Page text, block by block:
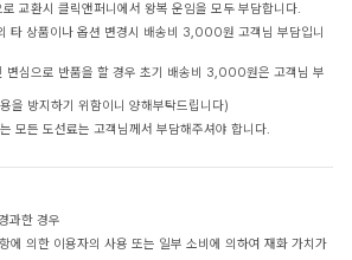
교환시 클릭앤퍼니에서 왕복 운임을 모두 부담합니다.
타 상품이나 옵션 변경시 배송비 3,000원 고객님 부담입니
변심으로 반품을 할 경우 초기 배송비 3,000원은 고객님 부
을 방지하기 위함이니 양해부탁드립니다)
모든 도선료는 고객님께서 부담해주셔야 합니다.
과한 경우
에 의한 이용자의 사용 또는 일부 소비에 의하여 재화 가치가